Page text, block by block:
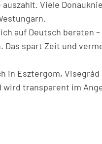
Viele
auf Deutsch beraten
Das spart Zeit und
in Esztergom, Visegrád
transparent im